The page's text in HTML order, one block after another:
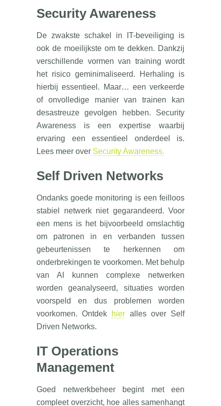
Security Awareness
De zwakste schakel in IT-beveiliging is
ook de moeilijkste om te dekken. Dankzij
verschillende vormen van training wordt
het risico geminimaliseerd. Herhaling is
hierbij essentieel. Maar… een verkeerde
of onvolledige manier van trainen kan
desastreuze gevolgen hebben. Security
Awareness is een expertise waarbij
ervaring een essentieel onderdeel is.
Lees meer over Security Awareness.
Self Driven Networks
Ondanks goede monitoring is een feilloos
stabiel netwerk niet gegarandeerd. Voor
een mens is het bijvoorbeeld omslachtig
om patronen in en verbanden tussen
gebeurtenissen te herkennen om
onderbrekingen te voorkomen. Met behulp
van AI kunnen complexe netwerken
worden geanalyseerd, situaties worden
voorspeld en dus problemen worden
voorkomen. Ontdek hier alles over Self
Driven Networks.
IT Operations
Management
Goed netwerkbeheer begint met een
compleet overzicht, hoe alles samenhangt